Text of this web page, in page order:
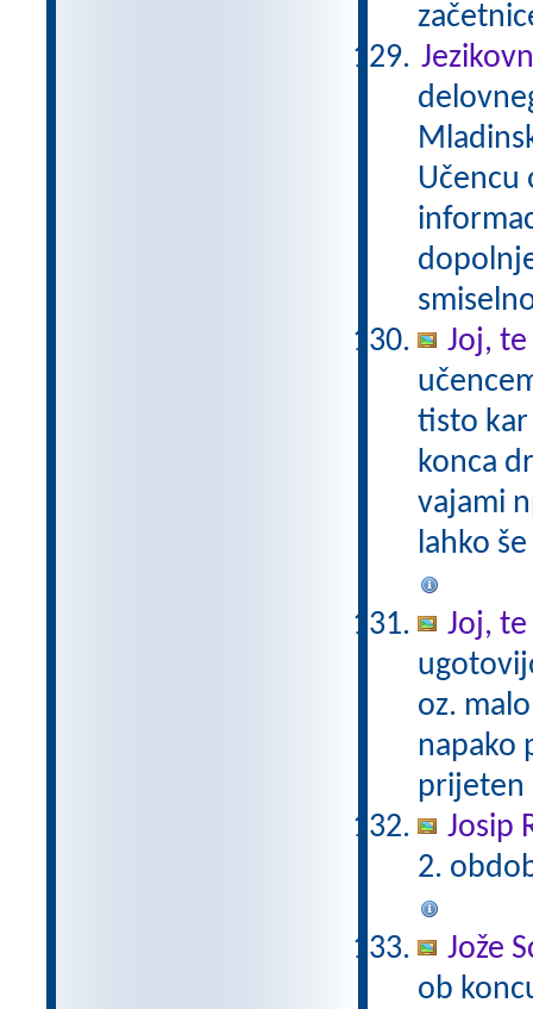
Učencu
Joj,
tisto
konca
vajami
lahko
Joj,
oz.
napako
prijeten
Josip
2.
Jože
ob